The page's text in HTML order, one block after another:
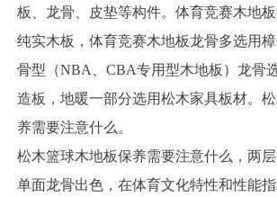
板、龙骨、皮垫等构件。体育竞赛木地
纯实木板，体育竞赛木地板龙骨多选用
骨型（NBA、CBA专用型木地板）龙骨
造板，地暖一部分选用松木家具板材。
养需要注意什么。
松木篮球木地板保养需要注意什么，两
单面龙骨出色，在体育文化特性和性能